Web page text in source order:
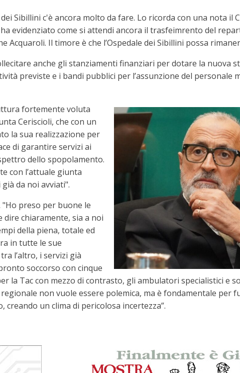
Sibillini c'è ancora molto da fare. Lo ricorda con una nota il
evidenziato come si attendi ancora il trasfeimrento del
Acquaroli. Il timore è che l’Ospedale dei Sibillini possa
anche gli stanziamenti finanziari per dotare la nuova
previste e i bandi pubblici per l’assunzione del personale
fortemente voluta
Ceriscioli, che con un
la sua realizzazione per
di garantire servizi ai
dello spopolamento.
con l’attuale giunta
da noi avviati".
"Ho preso per buone le
dire chiaramente, sia a noi
della piena, totale ed
in tutte le sue
l’altro, i servizi già
soccorso con cinque
la Tac con mezzo di contrasto, gli ambulatori specialistici e
non vuole essere polemica, ma è fondamentale per
un clima di pericolosa incertezza”.